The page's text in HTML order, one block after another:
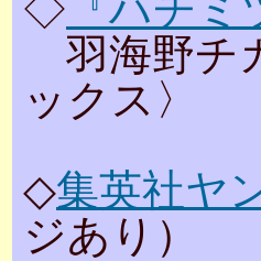
◇ 『ハチ
羽海野チ
ックス〉
◇集英社ヤ
ジあり）